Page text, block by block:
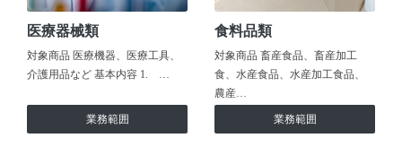
医療器械類
対象商品 医療機器、医療工具、
介護用品など 基本内容 1. …
業務範囲
食料品類
対象商品 畜産食品、畜産加工
食、水産食品、水産加工食品、
農産…
業務範囲